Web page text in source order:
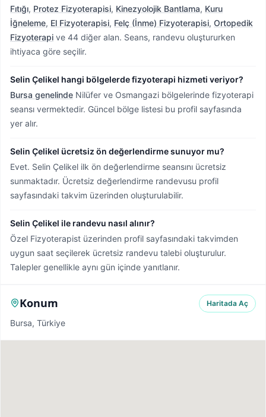
Fıtığı, Protez Fizyoterapisi, Kinezyolojik Bantlama, Kuru
İğneleme, El Fizyoterapisi, Felç (İnme) Fizyoterapisi, Ortopedik
Fizyoterapi ve 44 diğer alan. Seans, randevu oluştururken
ihtiyaca göre seçilir.
Selin Çelikel hangi bölgelerde fizyoterapi hizmeti veriyor?
Bursa genelinde Nilüfer ve Osmangazi bölgelerinde fizyoterapi
seansı vermektedir. Güncel bölge listesi bu profil sayfasında
yer alır.
Selin Çelikel ücretsiz ön değerlendirme sunuyor mu?
Evet. Selin Çelikel ilk ön değerlendirme seansını ücretsiz
sunmaktadır. Ücretsiz değerlendirme randevusu profil
sayfasındaki takvim üzerinden oluşturulabilir.
Selin Çelikel ile randevu nasıl alınır?
Özel Fizyoterapist üzerinden profil sayfasındaki takvimden
uygun saat seçilerek ücretsiz randevu talebi oluşturulur.
Talepler genellikle aynı gün içinde yanıtlanır.
Konum
Bursa, Türkiye
Haritada Aç